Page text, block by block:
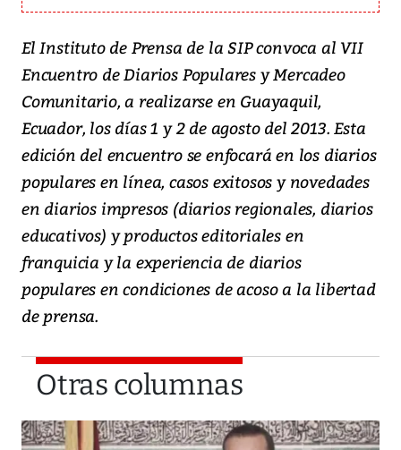
El Instituto de Prensa de la SIP convoca al VII
Encuentro de Diarios Populares y Mercadeo
Comunitario, a realizarse en Guayaquil,
Ecuador, los días 1 y 2 de agosto del 2013. Esta
edición del encuentro se enfocará en los diarios
populares en línea, casos exitosos y novedades
en diarios impresos (diarios regionales, diarios
educativos) y productos editoriales en
franquicia y la experiencia de diarios
populares en condiciones de acoso a la libertad
de prensa.
Otras columnas